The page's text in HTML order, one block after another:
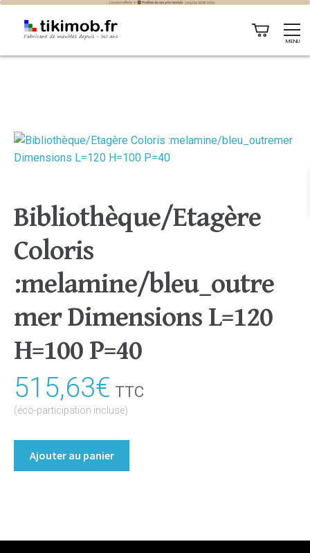
MENU
Bibliothèque/Etagère
Coloris
:melamine/bleu_outre
mer Dimensions L=120
H=100 P=40
515,63€ TTC
(éco-participation incluse)
Ajouter au panier